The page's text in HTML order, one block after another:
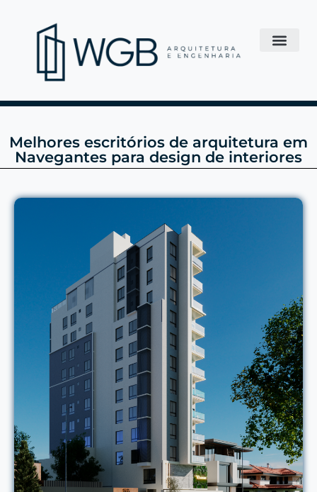
Melhores escritórios de arquitetura em
Navegantes para design de interiores